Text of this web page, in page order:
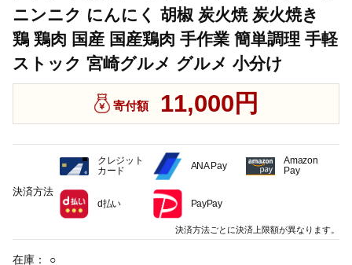
ニンニク にんにく 胡椒 炭火焼 炭火焼き
鶏 鶏肉 国産 国産鶏肉 手作業 簡単調理 手軽
ストック 宮崎グルメ グルメ 小分け
寄付額 11,000円
在庫： ○
決済方法
クレジット
カード
ANA Pay
Amazon
Pay
d払い PayPay
決済方法ごとに決済上限額が異なります。